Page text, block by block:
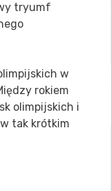
tryumf
w
rokiem
olimpijskich i
tak krótkim